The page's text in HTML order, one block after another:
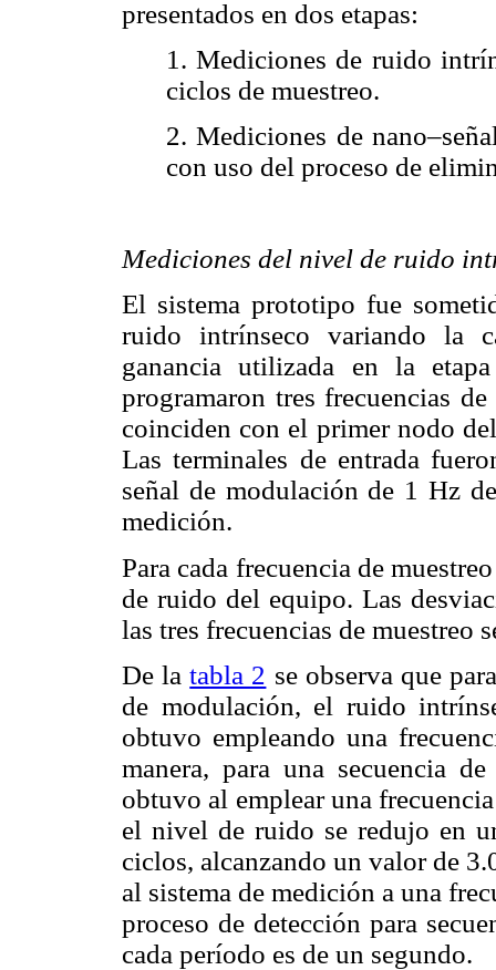
presentados en dos etapas:
1. Mediciones de ruido
ciclos de muestreo.
2. Mediciones de
con uso del proceso de
Mediciones del nivel de ruido
El sistema prototipo fue
ruido intrínseco variando la
ganancia utilizada en la
programaron tres frecuencias
coinciden con el primer nodo
Las terminales de entrada
señal de modulación de 1 Hz
medición.
Para cada frecuencia de
de ruido del equipo. Las
las tres frecuencias de muestreo
De latabla 2 se observa que
de modulación, el ruido
obtuvo empleando una
manera, para una secuencia
obtuvo al emplear una
el nivel de ruido se redujo en
ciclos, alcanzando un valor de
al sistema de medición a una
proceso de detección para
cada período es de un segundo.